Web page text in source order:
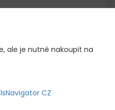
KČ
ale je nutné nakoupit na
CZ